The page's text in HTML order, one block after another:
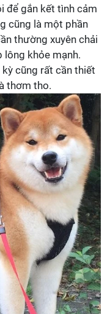
để gắn kết tình cảm
cũng là một phần
thường xuyên chải
lông khỏe mạnh.
cũng rất cần thiết
thơm tho.